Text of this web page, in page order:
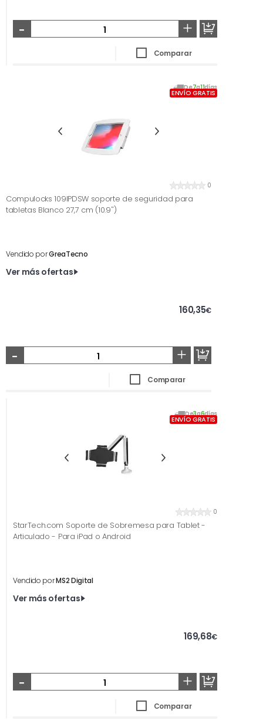
- +
Comparar
De7a11días
ENVÍO GRATIS
0
Compulocks 109IPDSW soporte de seguridad para
tabletas Blanco 27,7 cm (10.9'')
Vendido porGreaTecno
Ver más ofertas
160,35€
- +
Comparar
De3a6días
ENVÍO GRATIS
0
StarTech.com Soporte de Sobremesa para Tablet -
Articulado - Para iPad o Android
Vendido porMS2 Digital
Ver más ofertas
169,68€
- +
Comparar